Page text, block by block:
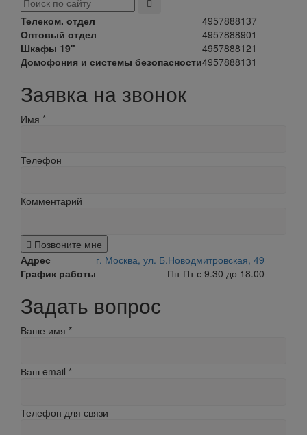
Телеком. отдел
4957888137
Оптовый отдел
4957888901
Шкафы 19"
4957888121
Домофония и системы безопасности4957888131
Заявка на звонок
Имя *
Телефон
Комментарий
Позвоните мне
Адрес
г. Москва, ул. Б.Новодмитровская, 49
График работы
Пн-Пт с 9.30 до 18.00
Задать вопрос
Ваше имя *
Ваш email *
Телефон для связи